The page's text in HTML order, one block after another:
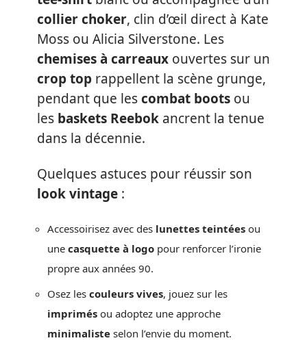
collier choker, clin d’œil direct à Kate
Moss ou Alicia Silverstone. Les
chemises à carreaux ouvertes sur un
crop top rappellent la scène grunge,
pendant que lescombat boots ou
les baskets Reebok ancrent la tenue
dans la décennie.
Quelques astuces pour réussir son
look vintage :
Accessoirisez avec des lunettes teintées ou
une casquette à logo pour renforcer l’ironie
propre aux années 90.
Osez les couleurs vives, jouez sur les
imprimés ou adoptez une approche
minimaliste selon l’envie du moment.